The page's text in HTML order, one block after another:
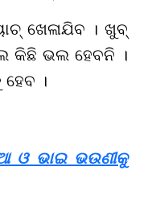
ଖେଳାଯିବ । ଖୁବ୍
କିଛି ଭଲ ହେବନି ।
।
ଓ ଭାଇ ଭଉଣୀକୁ